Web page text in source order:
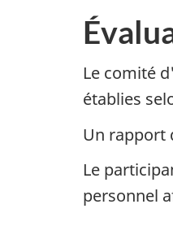
Le comité
établies
Un rapport
Le
personnel